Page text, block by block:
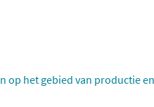
op het gebied van productie